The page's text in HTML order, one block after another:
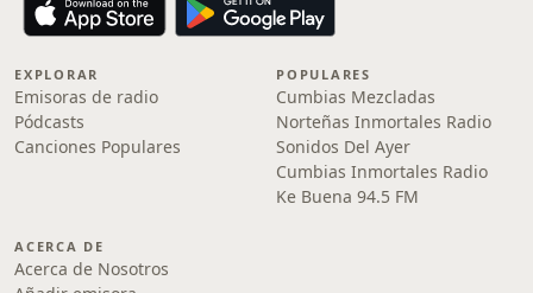
EXPLORAR
Emisoras de radio
Pódcasts
Canciones Populares
POPULARES
Cumbias Mezcladas
Norteñas Inmortales Radio
Sonidos Del Ayer
Cumbias Inmortales Radio
Ke Buena 94.5 FM
ACERCA DE
Acerca de Nosotros